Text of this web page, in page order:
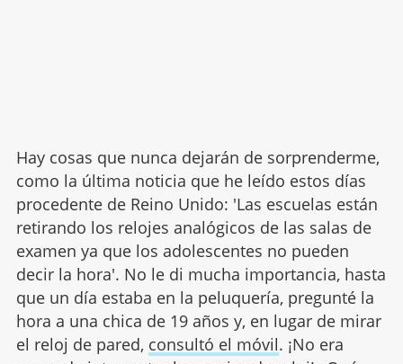
Hay cosas que nunca dejarán de sorprenderme,
como la última noticia que he leído estos días
procedente de Reino Unido: 'Las escuelas están
retirando los relojes analógicos de las salas de
examen ya que los adolescentes no pueden
decir la hora'. No le di mucha importancia, hasta
que un día estaba en la peluquería, pregunté la
hora a una chica de 19 años y, en lugar de mirar
el reloj de pared, consultó el móvil. ¡No era